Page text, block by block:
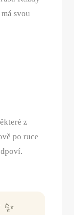
svou
z
po ruce